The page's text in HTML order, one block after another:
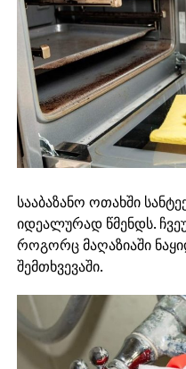
სააბაზანო ოთახში
იდეალურად წმენდს.
როგორც მაღაზიაში
შემთხვევაში.